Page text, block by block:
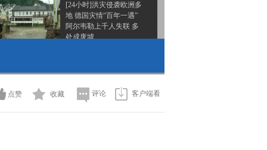
[24小时]洪灾侵袭欧洲多
地 德国灾情“百年一遇”
阿尔韦勒上千人失联 多
处成废墟
德国国防部宣布启动军事
灾难警报
2021-07-17 23:54:42
点赞 收藏 评论 客户端看